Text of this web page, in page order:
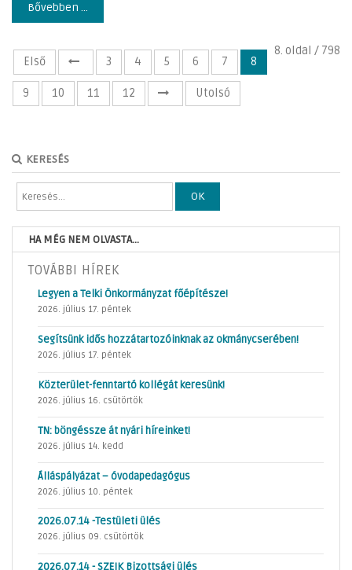
Bővebben ...
8. oldal / 798
Első
3 4 5 6 7 8
9 10 11 12 Utolsó
KERESÉS
OK
HA MÉG NEM OLVASTA...
TOVÁBBI HÍREK
Legyen a Telki Önkormányzat főépítésze!
2026. július 17. péntek
Segítsünk idős hozzátartozóinknak az okmánycserében!
2026. július 17. péntek
Közterület-fenntartó kollégát keresünk!
2026. július 16. csütörtök
TN: böngéssze át nyári híreinket!
2026. július 14. kedd
Álláspályázat – óvodapedagógus
2026. július 10. péntek
2026.07.14 -Testületi ülés
2026. július 09. csütörtök
2026.07.14 - SZEIK Bizottsági ülés